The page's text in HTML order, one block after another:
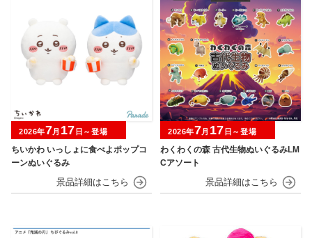
ちいかわ いっしょに食べよポップコ
ーンぬいぐるみ
2026年7月 17 日～登場
わくわくの森 古代生物ぬいぐるみLM
Cアソート
2026年7月 17 日～登場